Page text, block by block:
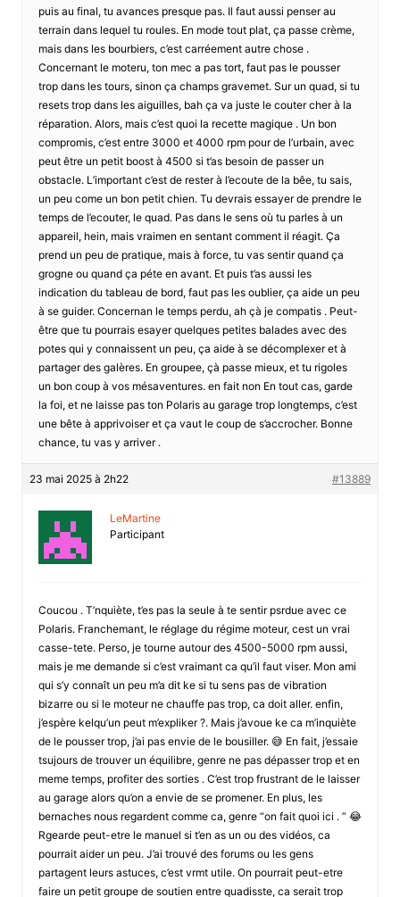
puis au final, tu avances presque pas. Il faut aussi penser au
terrain dans lequel tu roules. En mode tout plat, ça passe crème,
mais dans les bourbiers, c’est carréement autre chose .
Concernant le moteru, ton mec a pas tort, faut pas le pousser
trop dans les tours, sinon ça champs gravemet. Sur un quad, si tu
resets trop dans les aiguilles, bah ça va juste le couter cher à la
réparation. Alors, mais c’est quoi la recette magique . Un bon
compromis, c’est entre 3000 et 4000 rpm pour de l’urbain, avec
peut être un petit boost à 4500 si t’as besoin de passer un
obstacle. L’important c’est de rester à l’ecoute de la bêe, tu sais,
un peu come un bon petit chien. Tu devrais essayer de prendre le
temps de l’ecouter, le quad. Pas dans le sens où tu parles à un
appareil, hein, mais vraimen en sentant comment il réagit. Ça
prend un peu de pratique, mais à force, tu vas sentir quand ça
grogne ou quand ça péte en avant. Et puis t’as aussi les
indication du tableau de bord, faut pas les oublier, ça aide un peu
à se guider. Concernan le temps perdu, ah çà je compatis . Peut-
être que tu pourrais esayer quelques petites balades avec des
potes qui y connaissent un peu, ça aide à se décomplexer et à
partager des galères. En groupee, çà passe mieux, et tu rigoles
un bon coup à vos mésaventures. en fait non En tout cas, garde
la foi, et ne laisse pas ton Polaris au garage trop longtemps, c’est
une bête à apprivoiser et ça vaut le coup de s’accrocher. Bonne
chance, tu vas y arriver .
23 mai 2025 à 2h22 #13889
LeMartine
Participant
Coucou . T’nquiète, t’es pas la seule à te sentir psrdue avec ce
Polaris. Franchemant, le réglage du régime moteur, cest un vrai
casse-tete. Perso, je tourne autour des 4500-5000 rpm aussi,
mais je me demande si c’est vraimant ca qu’il faut viser. Mon ami
qui s’y connaît un peu m’a dit ke si tu sens pas de vibration
bizarre ou si le moteur ne chauffe pas trop, ca doit aller. enfin,
j’espère kelqu’un peut m’expliker ?. Mais j’avoue ke ca m’inquiète
de le pousser trop, j’ai pas envie de le bousiller. 😅 En fait, j’essaie
tsujours de trouver un équilibre, genre ne pas dépasser trop et en
meme temps, profiter des sorties . C’est trop frustrant de le laisser
au garage alors qu’on a envie de se promener. En plus, les
bernaches nous regardent comme ca, genre “on fait quoi ici . ” 😂
Rgearde peut-etre le manuel si t’en as un ou des vidéos, ca
pourrait aider un peu. J’ai trouvé des forums ou les gens
partagent leurs astuces, c’est vrmt utile. On pourrait peut-etre
faire un petit groupe de soutien entre quadisste, ca serait trop